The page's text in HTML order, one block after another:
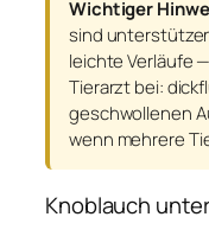
Wichtiger
sind
leichte Verläufe
Tierarzt bei:
geschwollenen
wenn mehrere
Knoblauch